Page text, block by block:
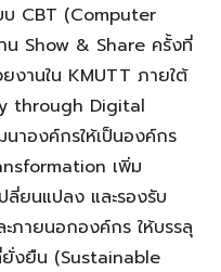
บ CBT (Computer
น Show & Share ครั้งที่
งานใน KMUTT ภายใต้
through Digital
องค์กรให้เป็นองค์กร
เพิ่ม
ลี่ยนแปลง และรองรับ
ภายนอกองค์กร ให้บรรลุ
ยั่งยืน (Sustainable